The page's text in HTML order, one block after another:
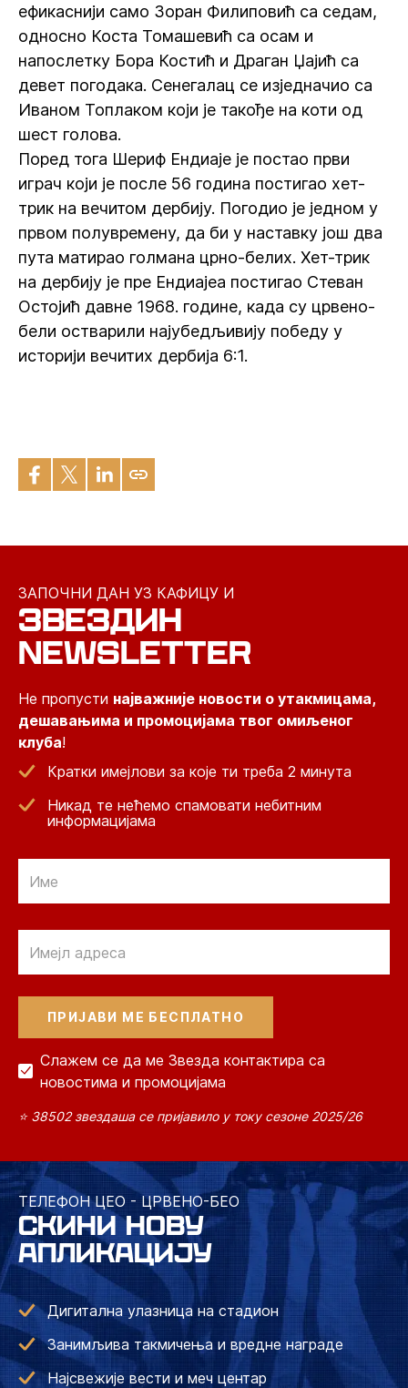
ефикаснији само Зоран Филиповић са седам,
односно Коста Томашевић са осам и
напослетку Бора Костић и Драган Џајић са
девет погодака. Сенегалац се изједначио са
Иваном Топлаком који је такође на коти од
шест голова.
‍Поред тога Шериф Ендиаје је постао први
играч који је после 56 година постигао хет-
трик на вечитом дербију. Погодио је једном у
првом полувремену, да би у наставку још два
пута матирао голмана црно-белих. Хет-трик
на дербију је пре Ендиајеа постигао Стеван
Остојић давне 1968. године, када су црвено-
бели остварили најубедљивију победу у
историји вечитих дербија 6:1.
ЗАПОЧНИ ДАН УЗ КАФИЦУ И
ЗВЕЗДИН
NEWSLETTER
Не пропусти најважније новости о утакмицама,
дешавањима и промоцијама твог омиљеног
клуба!
Кратки имејлови за које ти треба 2 минута
Никад те нећемо спамовати небитним
информацијама
Слажем се да ме Звезда контактира са
новостима и промоцијама
⭐ 38502 звездаша се пријавило у току сезоне 2025/26
ТЕЛЕФОН ЦЕО - ЦРВЕНО-БЕО
СКИНИ НОВУ
АПЛИКАЦИЈУ
Дигитална улазница на стадион
Занимљива такмичења и вредне награде
Најсвежије вести и меч центар